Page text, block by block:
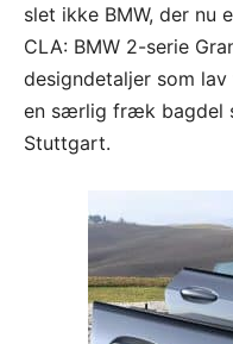
slet ikke BMW, der nu
CLA: BMW 2-serie
designdetaljer som
en særlig fræk bagdel
Stuttgart.